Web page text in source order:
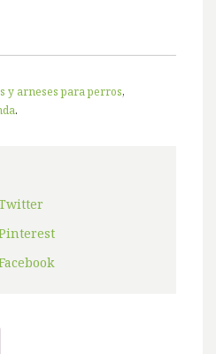
y arneses para perros,
.